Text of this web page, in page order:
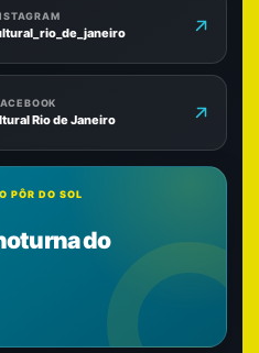
Rio de Janeiro
PÔR DO SOL
do